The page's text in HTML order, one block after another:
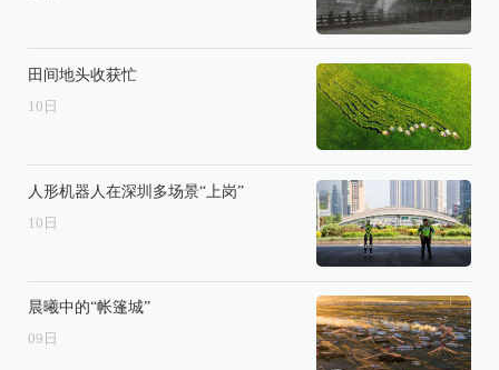
田间地头收获忙
10 日
人形机器人在深圳多场景“上岗”
10 日
晨曦中的“帐篷城”
09 日